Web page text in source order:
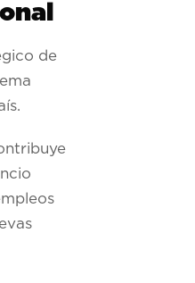
de